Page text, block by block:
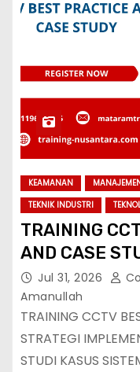
KEAMANAN
TEKNIK INDUSTRI
TRAINING
AND CASE
Jul 31, 2026
Amanullah
TRAINING CCTV
STRATEGI
STUDI KASUS